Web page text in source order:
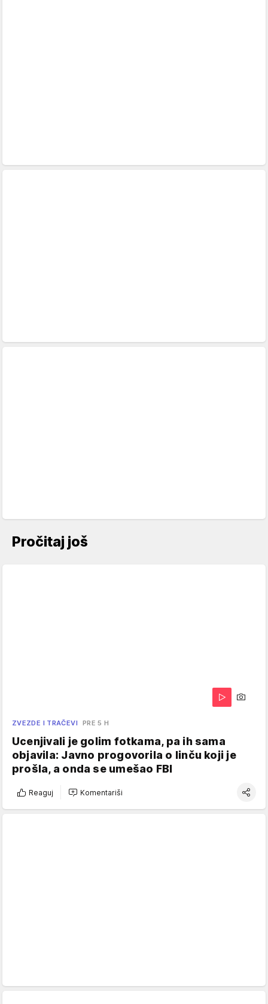
Pročitaj još
ZVEZDE I TRAČEVI PRE 5 H
Ucenjivali je golim fotkama, pa ih sama
objavila: Javno progovorila o linču koji je
prošla, a onda se umešao FBI
Reaguj Komentariši